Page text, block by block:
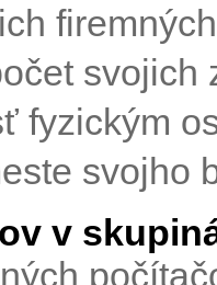
svojich
fyzickým
v